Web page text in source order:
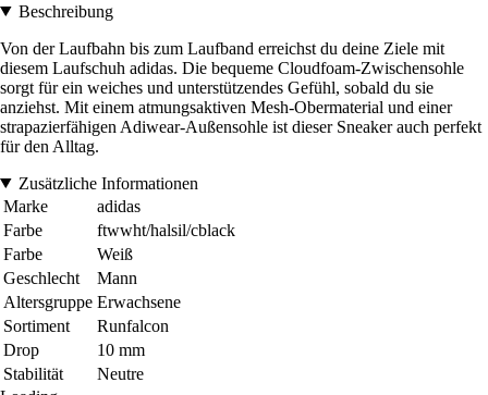
Beschreibung
Von der Laufbahn bis zum Laufband erreichst du deine Ziele mit
diesem Laufschuh adidas. Die bequeme Cloudfoam-Zwischensohle
sorgt für ein weiches und unterstützendes Gefühl, sobald du sie
anziehst. Mit einem atmungsaktiven Mesh-Obermaterial und einer
strapazierfähigen Adiwear-Außensohle ist dieser Sneaker auch perfekt
für den Alltag.
Zusätzliche Informationen
Marke
adidas
Farbe
ftwwht/halsil/cblack
Farbe
Weiß
Geschlecht
Mann
Altersgruppe Erwachsene
Sortiment
Runfalcon
Drop
10 mm
Stabilität
Neutre